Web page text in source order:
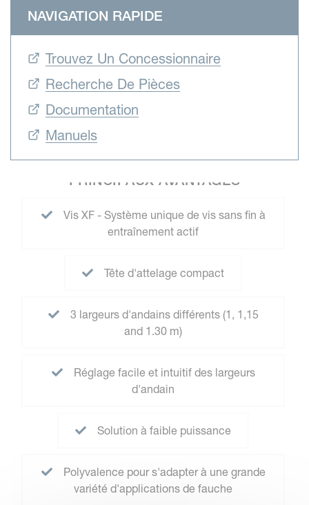
NAVIGATION RAPIDE
Trouvez Un Concessionnaire
Recherche De Pièces
Documentation
Manuels
PRINCIPAUX AVANTAGES
Vis XF - Système unique de vis sans fin à
entraînement actif
Tête d'attelage compact
3 largeurs d'andains différents (1, 1,15
and 1.30 m)
Réglage facile et intuitif des largeurs
d'andain
Solution à faible puissance
Polyvalence pour s'adapter à une grande
variété d'applications de fauche